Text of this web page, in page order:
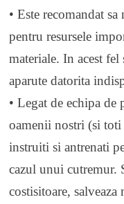
• Este recomandat
pentru resursele
materiale. In acest
aparute datorita
• Legat de echipa de
oamenii nostri (si
instruiti si antrenati
cazul unui cutremur.
costisitoare,